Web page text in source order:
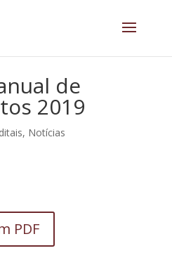
de
2019
, Notícias
PDF